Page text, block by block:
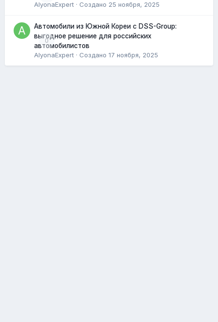
AlyonaExpert · Создано 25 ноября, 2025
0
Автомобили из Южной Кореи с DSS-Group:
выгодное решение для российских
автомобилистов
AlyonaExpert · Создано 17 ноября, 2025